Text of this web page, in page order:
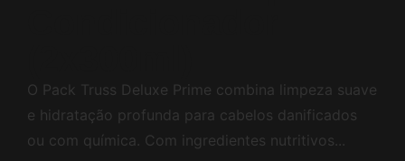
O Pack Truss Deluxe Prime combina limpeza suave
e hidratação profunda para cabelos danificados
ou com química. Com ingredientes nutritivos...